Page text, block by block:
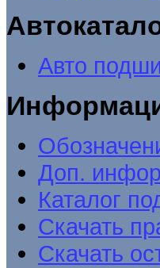
Авто
Доп.
Каталог
Скачать
Скачать